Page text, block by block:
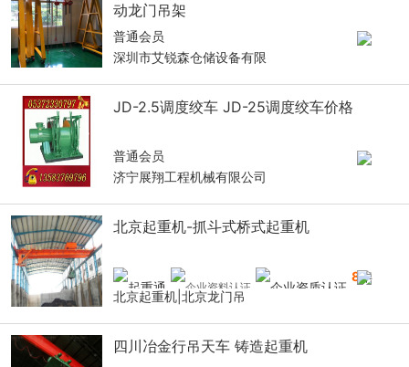
动龙门吊架
普通会员
深圳市艾锐森仓储设备有限
JD-2.5调度绞车 JD-25调度绞车价格
普通会员
济宁展翔工程机械有限公司
北京起重机-抓斗式桥式起重机
8年
北京起重机|北京龙门吊
四川冶金行吊天车 铸造起重机